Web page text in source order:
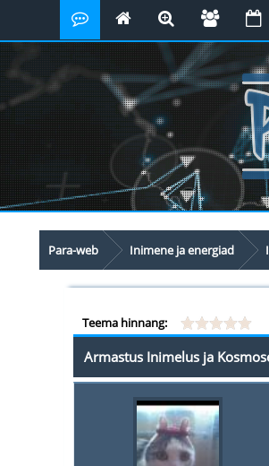
Para-web Inimene ja energiad
Teema hinnang:
Armastus Inimelus ja